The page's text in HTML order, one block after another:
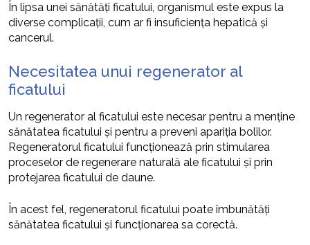
În lipsa unei sănătăți ficatului, organismul este expus la
diverse complicații, cum ar fi insuficiența hepatică și
cancerul.
Necesitatea unui regenerator al
ficatului
Un regenerator al ficatului este necesar pentru a menține
sănătatea ficatului și pentru a preveni apariția bolilor.
Regeneratorul ficatului funcționează prin stimularea
proceselor de regenerare naturală ale ficatului și prin
protejarea ficatului de daune.
În acest fel, regeneratorul ficatului poate îmbunătăți
sănătatea ficatului și funcționarea sa corectă.